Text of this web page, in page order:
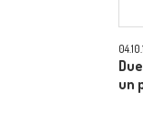
un